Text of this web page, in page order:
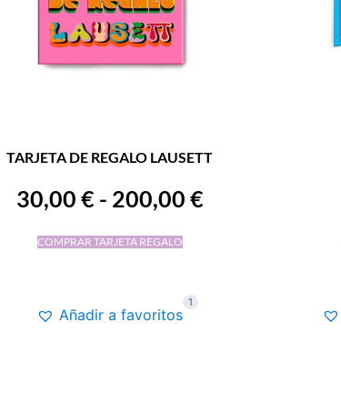
TARJETA DE REGALO LAUSETT
30,00 € - 200,00 €
COMPRAR TARJETA REGALO
Añadir a favoritos
1